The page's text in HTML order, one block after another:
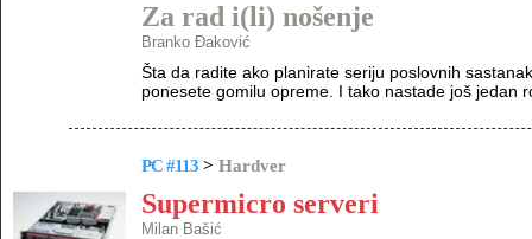
Za rad i(li) nošenje
Branko Đaković
Šta da radite ako planirate seriju poslovnih
ponesete gomilu opreme. I tako nastade još jedan
PC #113 > Hardver
Supermicro serveri
Milan Bašić